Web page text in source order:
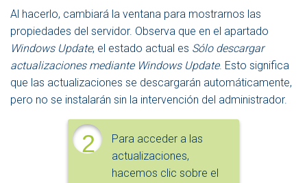
Al hacerlo, cambiará la ventana para mostrarnos las
propiedades del servidor. Observa que en el apartado
Windows Update, el estado actual es Sólo descargar
actualizaciones mediante Windows Update. Esto significa
que las actualizaciones se descargarán automáticamente,
pero no se instalarán sin la intervención del administrador.
2
Para acceder a las
actualizaciones,
hacemos clic sobre el